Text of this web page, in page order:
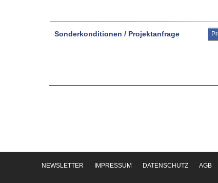
Sonderkonditionen / Projektanfrage
NEWSLETTER IMPRESSUM DATENSCHUTZ AGB